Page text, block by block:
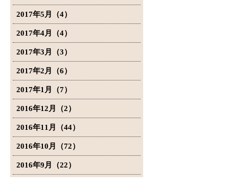
2017年5月（4）
2017年4月（4）
2017年3月（3）
2017年2月（6）
2017年1月（7）
2016年12月（2）
2016年11月（44）
2016年10月（72）
2016年9月（22）